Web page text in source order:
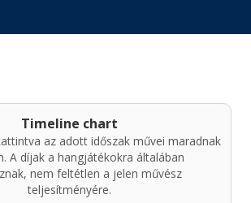
Timeline chart
az adott időszak művei maradnak
A díjak a hangjátékokra általában
nem feltétlen a jelen művész
teljesítményére.